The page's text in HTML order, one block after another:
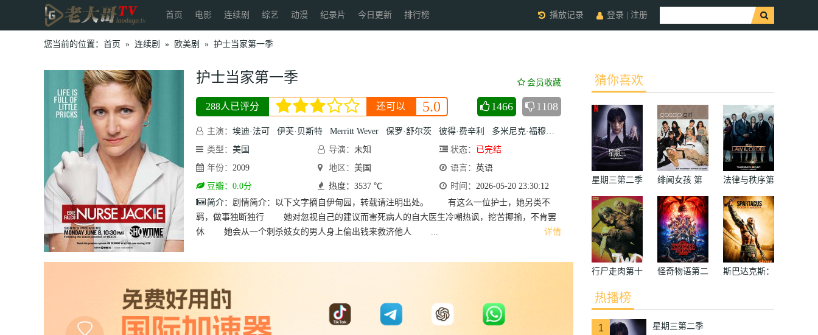
首页 电影 连续剧 综艺 动漫 纪录片 今日更新 排行榜 登录 注册
播放记录
您当前的位置： 首页 » 连续剧 » 欧美剧 » 护士当家第一季
护士当家第一季 会员收藏
288人已评分 还可以 5.0 1466 1108
主演： 埃迪·法可 伊芙·贝斯特 Merritt Wever 保罗·舒尔茨 彼得·费辛利 多米尼克·福穆萨 露比·杰琳斯 Stephen Wallem
安娜·迪佛·史密斯
类型： 美国 导演： 未知 状态：
已完结
年份： 2009 地区： 美国 语言： 英语
豆瓣：0.0分
热度：3537 ℃ 时间： 2026-05-20 23:30:12
简介：
详情
剧情简介：以下文字摘自伊甸园，转载请注明出处。 有这么一位护士，她另类不
羁，做事独断独行 她对忽视自己的建议而害死病人的自大医生冷嘲热讽，挖苦揶揄，不肯罢
休 她会从一个刺杀妓女的男人身上偷出钱来救济他人 ...
猜你喜欢
星期三第二季
绯闻女孩 第
二季
法律与秩序第
二十二季
行尸走肉第十
季
怪奇物语第二
斯巴达克斯：
热播榜
1 星期三第二季